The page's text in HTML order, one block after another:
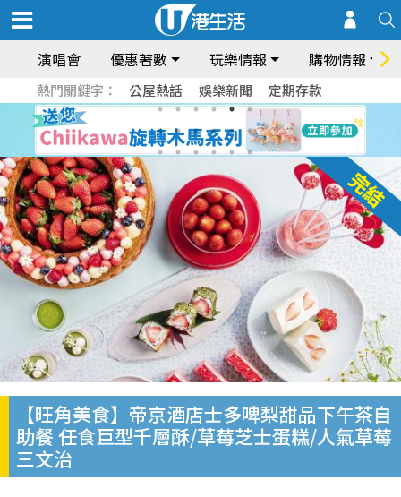
演唱會 優惠著數 玩樂情報 購物情報
熱門關鍵字： 公屋熱話 娛樂新聞 定期存款
【旺角美食】帝京酒店士多啤梨甜品下午茶自
助餐 任食巨型千層酥/草莓芝士蛋糕/人氣草莓
三文治